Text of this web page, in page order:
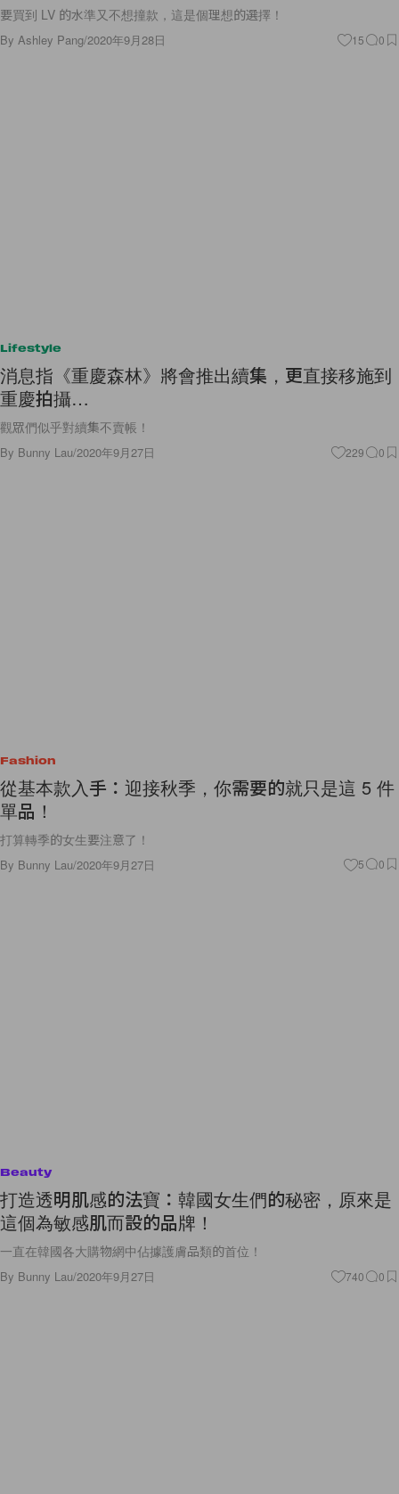
要買到 LV 的水準又不想撞款，這是個理想的選擇！
By Ashley Pang/2020年9月28日 15 0
Lifestyle
消息指《重慶森林》將會推出續集，更直接移施到
重慶拍攝…
觀眾們似乎對續集不賣帳！
By Bunny Lau/2020年9月27日 229 0
Fashion
從基本款入手：迎接秋季，你需要的就只是這 5 件
單品！
打算轉季的女生要注意了！
By Bunny Lau/2020年9月27日 5 0
Beauty
打造透明肌感的法寶：韓國女生們的秘密，原來是
這個為敏感肌而設的品牌！
一直在韓國各大購物網中佔據護膚品類的首位！
By Bunny Lau/2020年9月27日 740 0